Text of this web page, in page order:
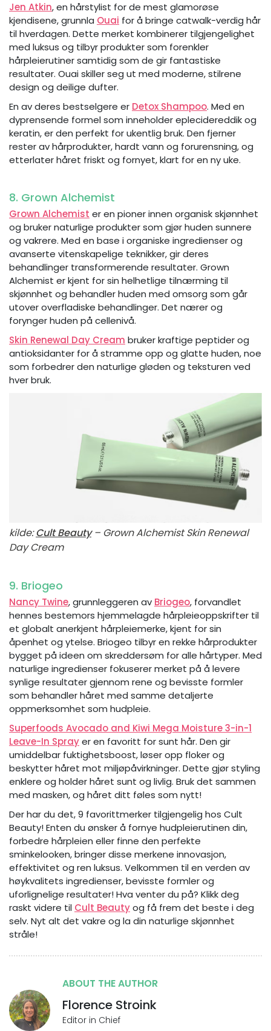
Jen Atkin, en hårstylist for de mest glamorøse
kjendisene, grunnla Ouai for å bringe catwalk-verdig hår
til hverdagen. Dette merket kombinerer tilgjengelighet
med luksus og tilbyr produkter som forenkler
hårpleierutiner samtidig som de gir fantastiske
resultater. Ouai skiller seg ut med moderne, stilrene
design og deilige dufter.
En av deres bestselgere er Detox Shampoo. Med en
dyprensende formel som inneholder eplecidereddik og
keratin, er den perfekt for ukentlig bruk. Den fjerner
rester av hårprodukter, hardt vann og forurensning, og
etterlater håret friskt og fornyet, klart for en ny uke.
8. Grown Alchemist
Grown Alchemist er en pioner innen organisk skjønnhet
og bruker naturlige produkter som gjør huden sunnere
og vakrere. Med en base i organiske ingredienser og
avanserte vitenskapelige teknikker, gir deres
behandlinger transformerende resultater. Grown
Alchemist er kjent for sin helhetlige tilnærming til
skjønnhet og behandler huden med omsorg som går
utover overfladiske behandlinger. Det nærer og
forynger huden på cellenivå.
Skin Renewal Day Cream bruker kraftige peptider og
antioksidanter for å stramme opp og glatte huden, noe
som forbedrer den naturlige gløden og teksturen ved
hver bruk.
kilde:Cult Beauty– Grown Alchemist Skin Renewal
Day Cream
9. Briogeo
Nancy Twine, grunnleggeren av Briogeo, forvandlet
hennes bestemors hjemmelagde hårpleieoppskrifter til
et globalt anerkjent hårpleiemerke, kjent for sin
åpenhet og ytelse. Briogeo tilbyr en rekke hårprodukter
bygget på ideen om skreddersøm for alle hårtyper. Med
naturlige ingredienser fokuserer merket på å levere
synlige resultater gjennom rene og bevisste formler
som behandler håret med samme detaljerte
oppmerksomhet som hudpleie.
Superfoods Avocado and Kiwi Mega Moisture 3-in-1
Leave-In Sprayer en favoritt for sunt hår. Den gir
umiddelbar fuktighetsboost, løser opp floker og
beskytter håret mot miljøpåvirkninger. Dette gjør styling
enklere og holder håret sunt og livlig. Bruk det sammen
med masken, og håret ditt føles som nytt!
Der har du det, 9 favorittmerker tilgjengelig hos Cult
Beauty! Enten du ønsker å fornye hudpleierutinen din,
forbedre hårpleien eller finne den perfekte
sminkelooken, bringer disse merkene innovasjon,
effektivitet og ren luksus. Velkommen til en verden av
høykvalitets ingredienser, bevisste formler og
uforlignelige resultater! Hva venter du på? Klikk deg
raskt videre til Cult Beautyog få frem det beste i deg
selv. Nyt alt det vakre og la din naturlige skjønnhet
stråle!
ABOUT THE AUTHOR
Florence Stroink
Editor in Chief